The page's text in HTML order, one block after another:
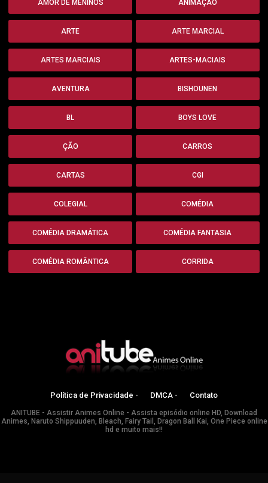
AMOR DE MENINOS ANIMAÇÃO
ARTE ARTE MARCIAL
ARTES MARCIAIS ARTES-MACIAIS
AVENTURA BISHOUNEN
BL BOYS LOVE
ÇÃO CARROS
CARTAS CGI
COLEGIAL COMÉDIA
COMÉDIA DRAMÁTICA COMÉDIA FANTASIA
COMÉDIA ROMÂNTICA CORRIDA
Política de Privacidade - DMCA - Contato
ANITUBE - Assistir Animes Online - Assista episódio online HD, Download
Animes, Naruto Shippuuden, Bleach, Fairy Tail, Dragon Ball Kai, One Piece online
hd e muito mais!!